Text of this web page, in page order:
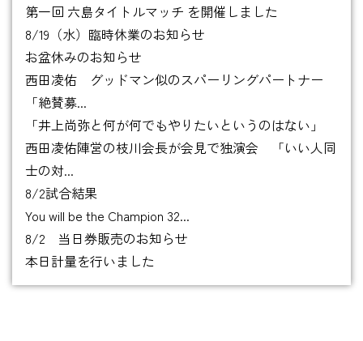
第一回 六島タイトルマッチ を開催しました
8/19（水）臨時休業のお知らせ
お盆休みのお知らせ
西田凌佑 グッドマン似のスパーリングパートナー
「絶賛募...
「井上尚弥と何が何でもやりたいというのはない」
西田凌佑陣営の枝川会長が会見で独演会 「いい人同
士の対...
8/2試合結果
You will be the Champion 32...
8/2 当日券販売のお知らせ
本日計量を行いました